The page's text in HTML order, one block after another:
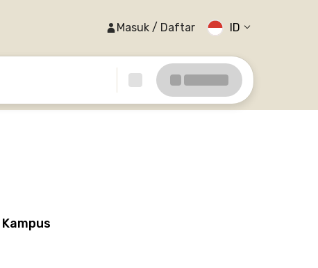
Masuk / Daftar ID